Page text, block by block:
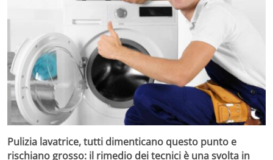
Pulizia lavatrice, tutti dimenticano questo punto e
rischiano grosso: il rimedio dei tecnici è una svolta in